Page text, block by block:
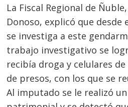
La Fiscal Regional de
Donoso, explicó que desde
se investiga a este
trabajo investigativo se
recibía droga y celulares
de presos, con los que se
Al imputado se le realizó